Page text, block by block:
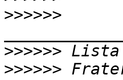
>>>>>>
>>>>>>
>>>>>>